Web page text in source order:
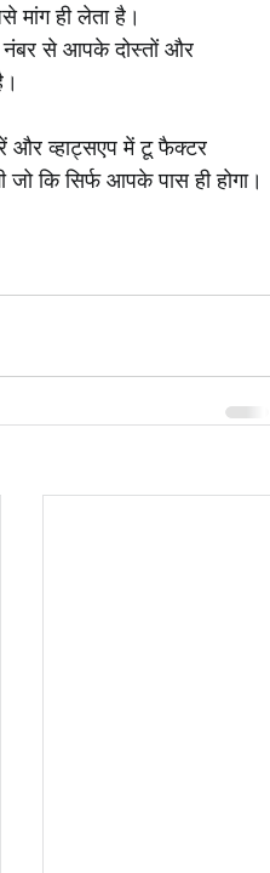
मांग ही लेता है।
से आपके दोस्तों और
और व्हाट्सएप में टू फैक्टर
कि सिर्फ आपके पास ही होगा।